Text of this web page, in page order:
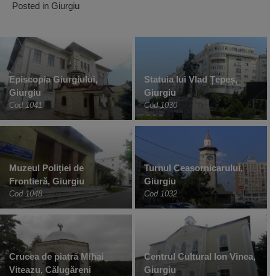
Posted in Giurgiu
Episcopia Giurgiului,
Giurgiu
Cod 1041
Statuia lui Vlad Țepeș,
Giurgiu
Cod 1030
Muzeul Poliției de
Frontieră, Giurgiu
Cod 1048
Turnul Ceasornicarului,
Giurgiu
Cod 1032
Crucea de piatră Mihai
Viteazu, Călugăreni
Centrul Cultural Ion Vinea,
Giurgiu